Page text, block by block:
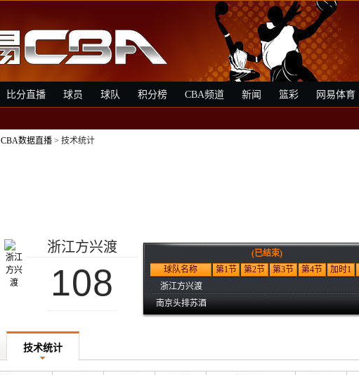
比分直播 球员 球队 积分榜 CBA频道 新闻 篮彩 网易体育
CBA数据直播 > 技术统计
浙江方兴渡
108
(已结束)
球队名称
第1节 第2节 第3节 第4节 加时1
浙江方兴渡
南京头排苏酒
技术统计